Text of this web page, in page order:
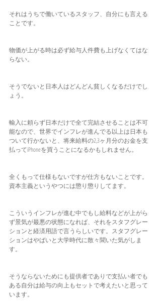
それはうちで働いているスタッフ、自分にも言える
ことです。
物価が上がる時は必ず給与人件費も上げなくてはな
らない。
そうでないと日本人はどんどん貧しくなるだけでし
ょう。
輸入に頼らず日本だけで全て完結させることは不可
能なので、世界でインフレが進んでる以上は日本も
ついて行かないと、将来給料の2,3ヶ月分のお金を支
払ってiPhoneを買うことになるかもしれません。
全くもって仕様もないですが仕方もないことです。
資本主義というやつには懲り懲りしてます。
こういうインフレが進む中でもし給料などが上がら
ず景気が最悪の状態になれば、それをスタフグレー
ションと経済用語で言うらしいです。スタフグレー
ションはやばいと大学時代に散々聞いた気がしま
す。
そうならないためにも提供者でありで支払い者でも
ある自分は給与の向上もセットで考えたいと思って
います。